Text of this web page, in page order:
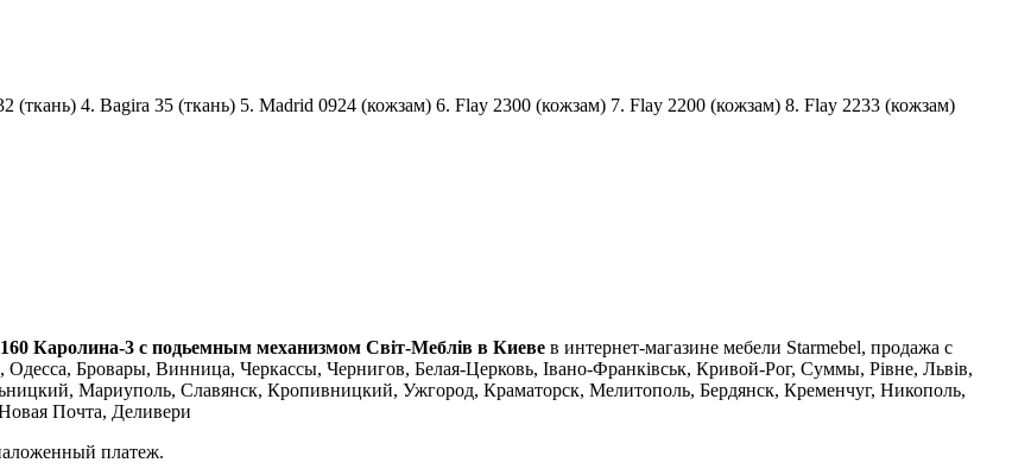
(ткань) 4. Bagira 35 (ткань) 5. Madrid 0924 (кожзам) 6. Flay 2300 (кожзам) 7. Flay 2200 (кожзам) 8. Flay 2233 (кожзам)
Каролина-3 с подьемным механизмом Світ-Меблів в Киеве в интернет-магазине мебели Starmebel, продажа с
Бровары, Винница, Черкассы, Чернигов, Белая-Церковь, Івано-Франківськ, Кривой-Рог, Суммы, Рівне, Львів,
Мариуполь, Славянск, Кропивницкий, Ужгород, Краматорск, Мелитополь, Бердянск, Кременчуг, Никополь,
Почта, Деливери
платеж.